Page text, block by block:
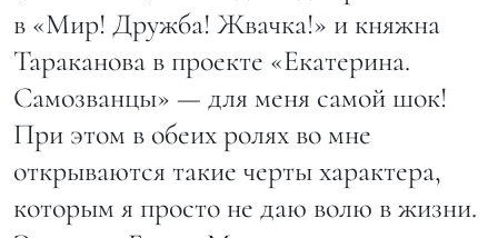
в «Мир! Дружба! Жвачка!» и княжна
Тараканова в проекте «Екатерина.
Самозванцы» — для меня самой шок!
При этом в обеих ролях во мне
открываются такие черты характера,
которым я просто не даю волю в жизни.